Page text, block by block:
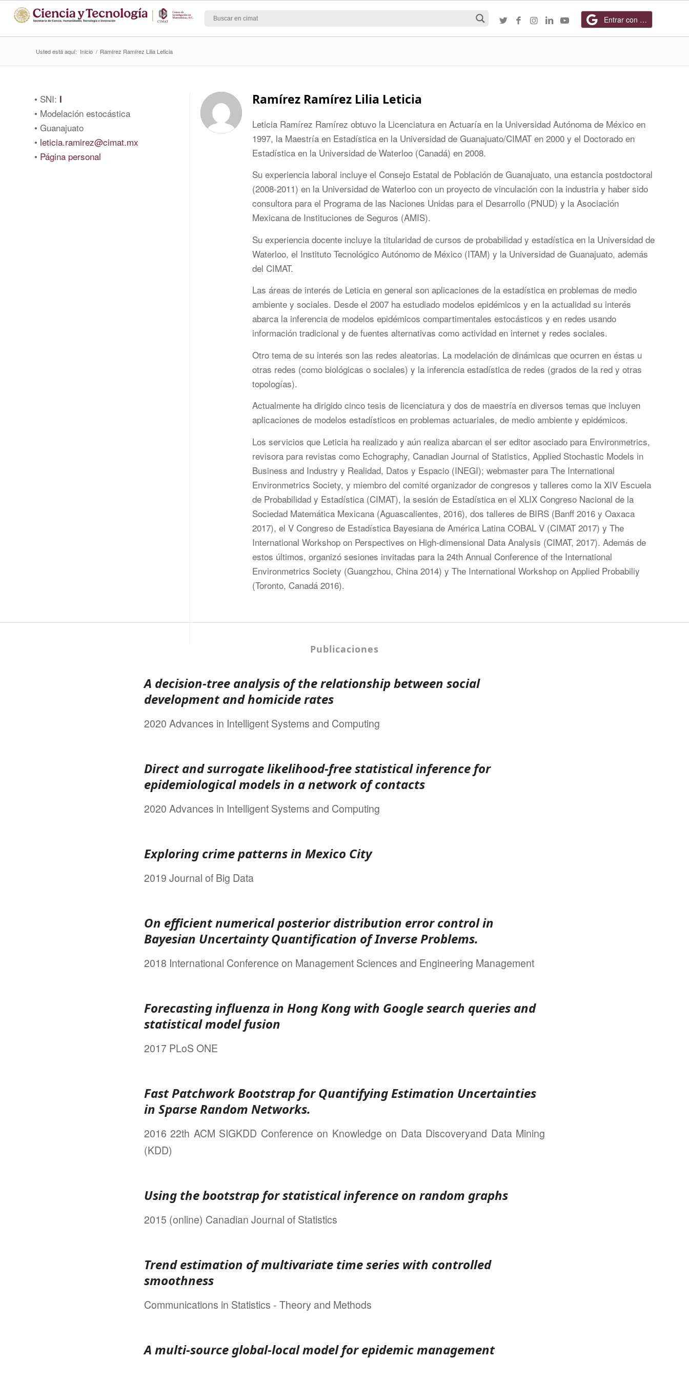
Entrar con Google
Usted está aquí: Inicio / Ramírez Ramírez Lilia Leticia
• SNI: I
• Modelación estocástica
• Guanajuato
• leticia.ramirez@cimat.mx
• Página personal
Ramírez Ramírez Lilia Leticia
Leticia Ramírez Ramírez obtuvo la Licenciatura en Actuaría en la Universidad Autónoma de México en
1997, la Maestría en Estadística en la Universidad de Guanajuato/CIMAT en 2000 y el Doctorado en
Estadística en la Universidad de Waterloo (Canadá) en 2008.
Su experiencia laboral incluye el Consejo Estatal de Población de Guanajuato, una estancia postdoctoral
(2008-2011) en la Universidad de Waterloo con un proyecto de vinculación con la industria y haber sido
consultora para el Programa de las Naciones Unidas para el Desarrollo (PNUD) y la Asociación
Mexicana de Instituciones de Seguros (AMIS).
Su experiencia docente incluye la titularidad de cursos de probabilidad y estadística en la Universidad de
Waterloo, el Instituto Tecnológico Autónomo de México (ITAM) y la Universidad de Guanajuato, además
del CIMAT.
Las áreas de interés de Leticia en general son aplicaciones de la estadística en problemas de medio
ambiente y sociales. Desde el 2007 ha estudiado modelos epidémicos y en la actualidad su interés
abarca la inferencia de modelos epidémicos compartimentales estocásticos y en redes usando
información tradicional y de fuentes alternativas como actividad en internet y redes sociales.
Otro tema de su interés son las redes aleatorias. La modelación de dinámicas que ocurren en éstas u
otras redes (como biológicas o sociales) y la inferencia estadística de redes (grados de la red y otras
topologías).
Actualmente ha dirigido cinco tesis de licenciatura y dos de maestría en diversos temas que incluyen
aplicaciones de modelos estadísticos en problemas actuariales, de medio ambiente y epidémicos.
Los servicios que Leticia ha realizado y aún realiza abarcan el ser editor asociado para Environmetrics,
revisora para revistas como Echography, Canadian Journal of Statistics, Applied Stochastic Models in
Business and Industry y Realidad, Datos y Espacio (INEGI); webmaster para The International
Environmetrics Society, y miembro del comité organizador de congresos y talleres como la XIV Escuela
de Probabilidad y Estadística (CIMAT), la sesión de Estadística en el XLIX Congreso Nacional de la
Sociedad Matemática Mexicana (Aguascalientes, 2016), dos talleres de BIRS (Banff 2016 y Oaxaca
2017), el V Congreso de Estadística Bayesiana de América Latina COBAL V (CIMAT 2017) y The
International Workshop on Perspectives on High-dimensional Data Analysis (CIMAT, 2017). Además de
estos últimos, organizó sesiones invitadas para la 24th Annual Conference of the International
Environmetrics Society (Guangzhou, China 2014) y The International Workshop on Applied Probabiliy
(Toronto, Canadá 2016).
Publicaciones
A decision-tree analysis of the relationship between social
development and homicide rates
2020 Advances in Intelligent Systems and Computing
Direct and surrogate likelihood-free statistical inference for
epidemiological models in a network of contacts
2020 Advances in Intelligent Systems and Computing
Exploring crime patterns in Mexico City
2019 Journal of Big Data
On efficient numerical posterior distribution error control in
Bayesian Uncertainty Quantification of Inverse Problems.
2018 International Conference on Management Sciences and Engineering Management
Forecasting influenza in Hong Kong with Google search queries and
statistical model fusion
2017 PLoS ONE
Fast Patchwork Bootstrap for Quantifying Estimation Uncertainties
in Sparse Random Networks.
2016 22th ACM SIGKDD Conference on Knowledge on Data Discoveryand Data Mining
(KDD)
Using the bootstrap for statistical inference on random graphs
2015 (online) Canadian Journal of Statistics
Trend estimation of multivariate time series with controlled
smoothness
Communications in Statistics - Theory and Methods
A multi-source global-local model for epidemic management